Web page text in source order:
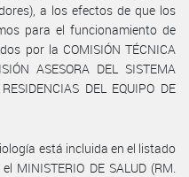
a los efectos de que los
para el funcionamiento de
por la COMISIÓN TÉCNICA
ASESORA DEL SISTEMA
DEL EQUIPO DE
está incluida en el listado
MINISTERIO DE SALUD (RM.